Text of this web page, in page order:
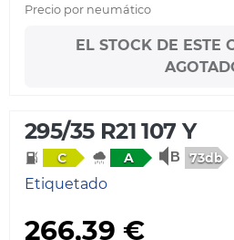
Precio por neumático
EL STOCK DE ESTE
295/35 R21 107 Y
C A 73db
Etiquetado
266,39 €